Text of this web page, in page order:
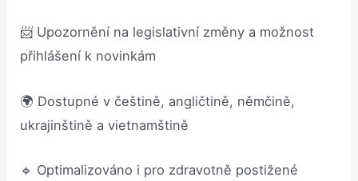
📨 Upozornění na legislativní změny a možnost
přihlášení k novinkám
🌍 Dostupné v češtině, angličtině, němčině,
ukrajinštině a vietnamštině
🔹 Optimalizováno i pro zdravotně postižené